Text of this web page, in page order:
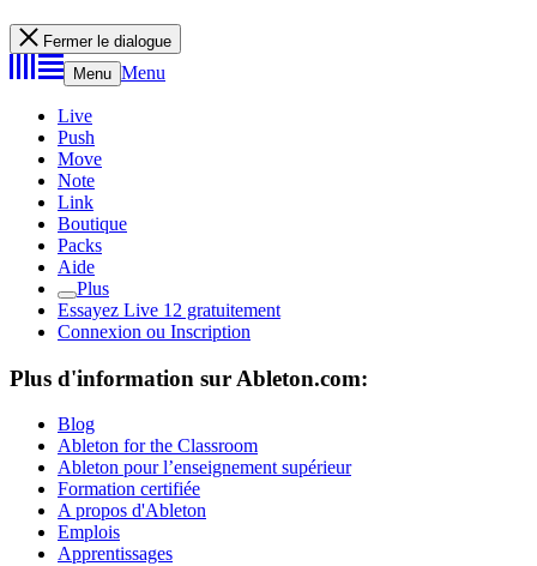
Fermer le dialogue
Menu Menu
Live
Push
Move
Note
Link
Boutique
Packs
Aide
Plus
Essayez Live 12 gratuitement
Connexion ou Inscription
Plus d'information sur Ableton.com:
Blog
Ableton for the Classroom
Ableton pour l’enseignement supérieur
Formation certifiée
A propos d'Ableton
Emplois
Apprentissages